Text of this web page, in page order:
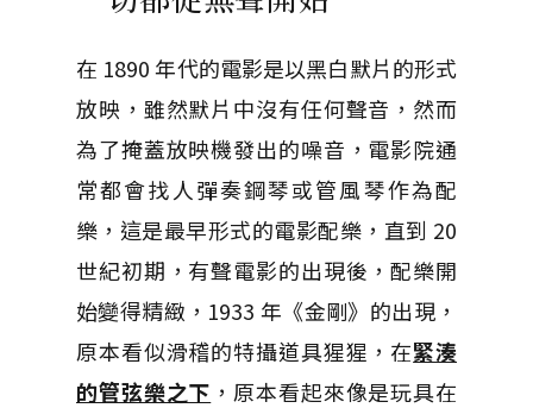
在 1890 年代的電影是以黑白默片的形式
放映，雖然默片中沒有任何聲音，然而
為了掩蓋放映機發出的噪音，電影院通
常都會找人彈奏鋼琴或管風琴作為配
樂，這是最早形式的電影配樂，直到 20
世紀初期，有聲電影的出現後，配樂開
始變得精緻，1933 年《金剛》的出現，
原本看似滑稽的特攝道具猩猩，在緊湊
的管弦樂之下 ，原本看起來像是玩具在